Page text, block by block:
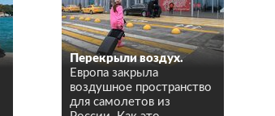
Перекрыли воздух.
Европа закрыла
воздушное пространство
для самолетов из